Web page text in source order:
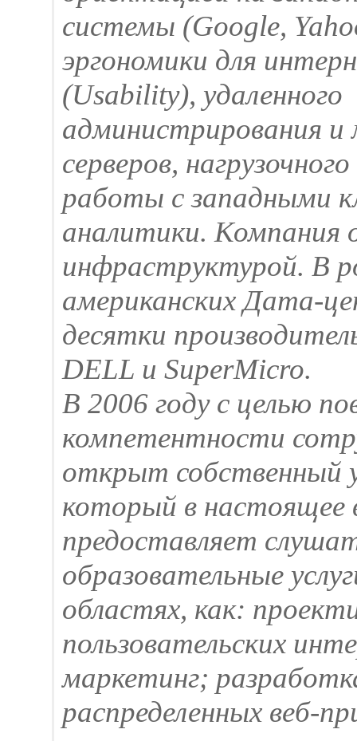
системы (Google,
эргономики для
(Usability), удаленного
администрирования и
серверов,
работы с западными
аналитики. Компания
инфраструктурой. В
американских Дата-
десятки
DELL и SuperMicro.
В 2006 году с целью
компетентности
открыт собственный
который в настоящее
предоставляет
образовательные
областях, как:
пользовательских
маркетинг;
распределенных веб-